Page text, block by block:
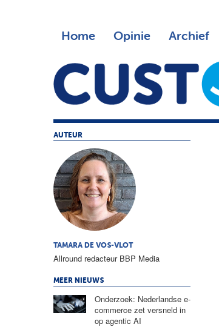
Home Opinie Archief
AUTEUR
TAMARA DE VOS-VLOT
Allround redacteur BBP Media
MEER NIEUWS
Onderzoek: Nederlandse e-
commerce zet versneld in
op agentic AI